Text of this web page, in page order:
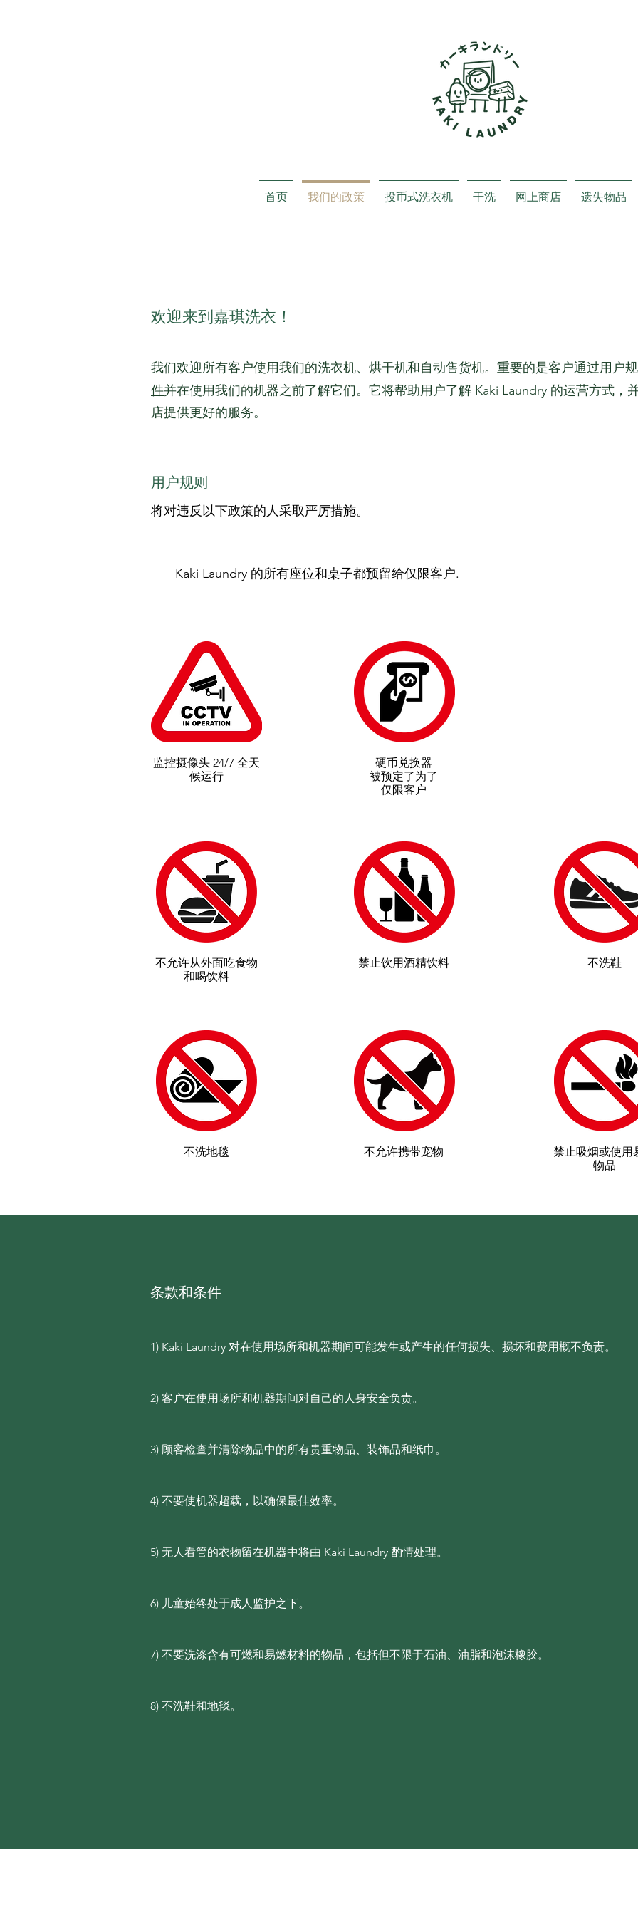
首页 我们的政策 投币式洗衣机 干洗 网上商店 遗失物品
欢迎来到嘉琪洗衣！
我们欢迎所有客户使用我们的洗衣机、烘干机和自动售货机。重要的是客户通过用户
件并在使用我们的机器之前了解它们。它将帮助用户了解 Kaki Laundry 的运营方式，
店提供更好的服务。
用户规则
将对违反以下政策的人采取严厉措施。
Kaki Laundry 的所有座位和桌子都预留给仅限客户.
监控摄像头 24/7 全天
候运行
不允许从外面吃食物
和喝饮料
硬币兑换器
被预定了为了
仅限客户
禁止饮用酒精饮料 不洗鞋
不洗地毯 不允许携带宠物
禁止吸烟或使用
物品
条款和条件
1) Kaki Laundry 对在使用场所和机器期间可能发生或产生的任何损失、损坏和费用概不负责。
2) 客户在使用场所和机器期间对自己的人身安全负责。
3) 顾客检查并清除物品中的所有贵重物品、装饰品和纸巾。
4) 不要使机器超载，以确保最佳效率。
5) 无人看管的衣物留在机器中将由 Kaki Laundry 酌情处理。
6) 儿童始终处于成人监护之下。
7) 不要洗涤含有可燃和易燃材料的物品，包括但不限于石油、油脂和泡沫橡胶。
8) 不洗鞋和地毯。